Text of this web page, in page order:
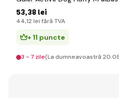
53,38 lei
44,12 lei fără TVA
+ 11 puncte
3 - 7 zile(La dumneavoastră